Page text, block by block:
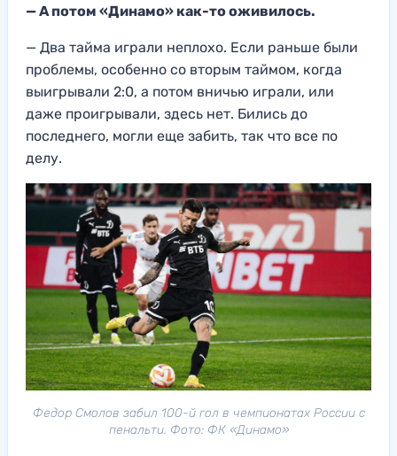
— А потом «Динамо» как-то оживилось.
— Два тайма играли неплохо. Если раньше были
проблемы, особенно со вторым таймом, когда
выигрывали 2:0, а потом вничью играли, или
даже проигрывали, здесь нет. Бились до
последнего, могли еще забить, так что все по
делу.
Федор Смолов забил 100-й гол в чемпионатах России с
пенальти. Фото: ФК «Динамо»